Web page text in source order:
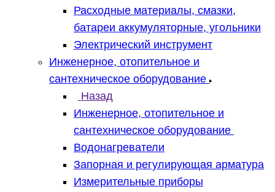
Расходные материалы, смазки,
батареи аккумуляторные, угольники
Электрический инструмент
Инженерное, отопительное и
сантехническое оборудование
Назад
Инженерное, отопительное и
сантехническое оборудование
Водонагреватели
Запорная и регулирующая арматура
Измерительные приборы